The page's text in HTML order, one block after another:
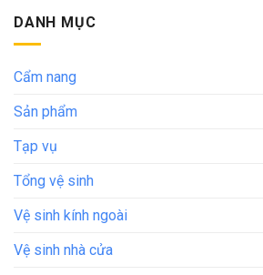
DANH MỤC
Cẩm nang
Sản phẩm
Tạp vụ
Tổng vệ sinh
Vệ sinh kính ngoài
Vệ sinh nhà cửa